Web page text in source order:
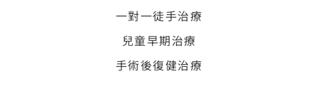
一對一徒手治療
兒童早期治療
手術後復健治療